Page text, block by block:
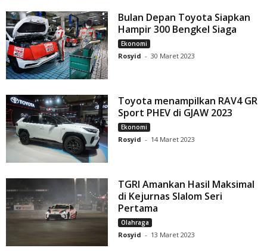
Bulan Depan Toyota Siapkan
Hampir 300 Bengkel Siaga
Ekonomi
Rosyid - 30 Maret 2023
Toyota menampilkan RAV4 GR
Sport PHEV di GJAW 2023
Ekonomi
Rosyid - 14 Maret 2023
TGRI Amankan Hasil Maksimal
di Kejurnas Slalom Seri
Pertama
Olahraga
Rosyid - 13 Maret 2023